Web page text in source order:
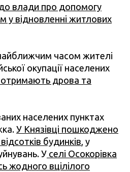
влади про допомогу
у відновленні житлових
часом жителі
окупації населених
дрова та
населених пунктах
У Князівці пошкоджено
будинків , у
У селі Осокорівка
жодного вцілілого